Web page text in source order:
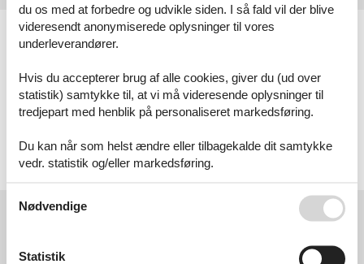
Artikeltyper
Alle
Geografier
Alle
Nordjylland
Ålbæk
du os med at forbedre og udvikle siden. I så fald vil der blive
videresendt anonymiserede oplysninger til vores
underleverandører.
Hvis du accepterer brug af alle cookies, giver du (ud over
statistik) samtykke til, at vi må videresende oplysninger til
tredjepart med henblik på personaliseret markedsføring.
Du kan når som helst ændre eller tilbagekalde dit samtykke
vedr. statistik og/eller markedsføring.
Nødvendige
Statistik